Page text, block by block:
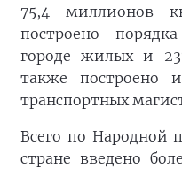
75,4 миллионов
построено
городе жилых и
также построено
транспортных
Всего по Народной
стране введено